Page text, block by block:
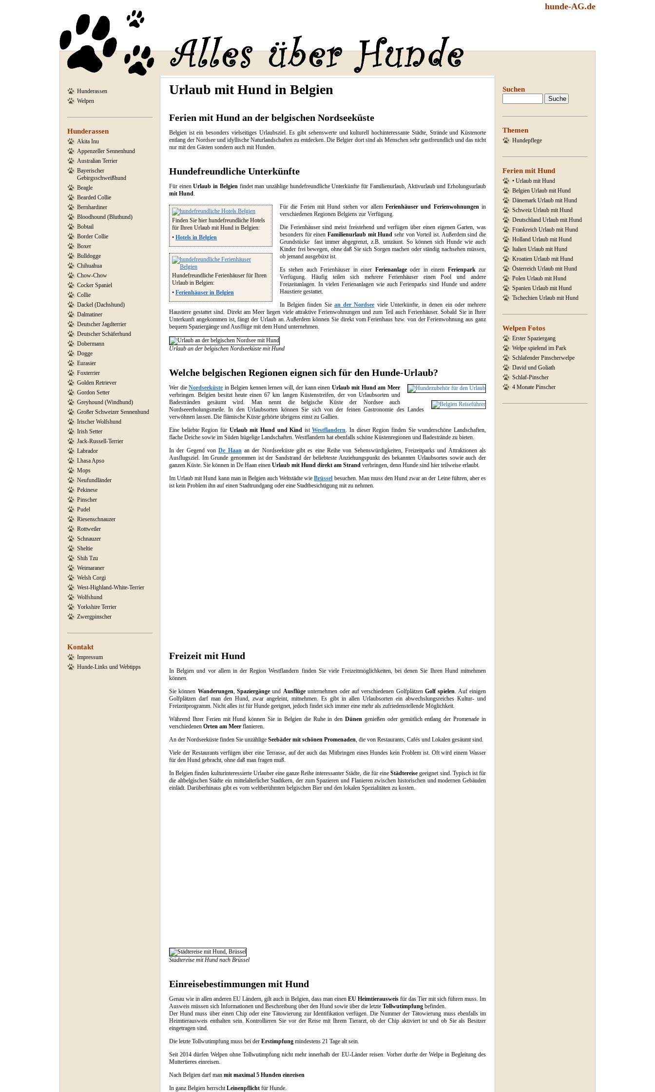
hunde-AG.de
Hunderassen
Welpen
Hunderassen
Akita Inu
Appenzeller Sennenhund
Australian Terrier
Bayerischer
Gebirgsschweißhund
Beagle
Bearded Collie
Bernhardiner
Bloodhound (Bluthund)
Bobtail
Border Collie
Boxer
Bulldogge
Chihuahua
Chow-Chow
Cocker Spaniel
Collie
Dackel (Dachshund)
Dalmatiner
Deutscher Jagdterrier
Deutscher Schäferhund
Dobermann
Dogge
Eurasier
Foxterrier
Golden Retriever
Gordon Setter
Greyhound (Windhund)
Großer Schweizer Sennenhund
Irischer Wolfshund
Irish Setter
Jack-Russell-Terrier
Labrador
Lhasa Apso
Mops
Neufundländer
Pekinese
Pinscher
Pudel
Riesenschnauzer
Rottweiler
Schnauzer
Sheltie
Shih Tzu
Weimaraner
Welsh Corgi
West-Highland-White-Terrier
Wolfshund
Yorkshire Terrier
Zwergpinscher
Kontakt
Impressum
Hunde-Links und Webtipps
Suchen
Themen
Hundepflege
Ferien mit Hund
• Urlaub mit Hund
Belgien Urlaub mit Hund
Dänemark Urlaub mit Hund
Schweiz Urlaub mit Hund
Deutschland Urlaub mit Hund
Frankreich Urlaub mit Hund
Holland Urlaub mit Hund
Italien Urlaub mit Hund
Kroatien Urlaub mit Hund
Österreich Urlaub mit Hund
Polen Urlaub mit Hund
Spanien Urlaub mit Hund
Tschechien Urlaub mit Hund
Welpen Fotos
Erster Spaziergang
Welpe spielend im Park
Schlafender Pinscherwelpe
David und Goliath
Schlaf-Pinscher
4 Monate Pinscher
Urlaub mit Hund in Belgien
Ferien mit Hund an der belgischen Nordseeküste
Belgien ist ein besonders vielseitiges Urlaubsziel. Es gibt sehenswerte und kulturell hochinteressante Städte, Strände und Küstenorte
entlang der Nordsee und idyllische Naturlandschaften zu entdecken. Die Belgier dort sind als Menschen sehr gastfreundlich und das nicht
nur mit den Gästen sondern auch mit Hunden.
Hundefreundliche Unterkünfte
Für einenUrlaub in Belgienfindet man unzählige hundefreundliche Unterkünfte für Familienurlaub, Aktivurlaub und Erholungsurlaub
mit Hund.
Finden Sie hier hundefreundliche Hotels
für Ihren Urlaub mit Hund in Belgien:
• Hotels in Belgien
Hundefreundliche Ferienhäuser für Ihren
Urlaub in Belgien:
• Ferienhäuser in Belgien
Für die Ferien mit Hund stehen vor allem Ferienhäuser und Ferienwohnungenin
verschiedenen Regionen Belgiens zur Verfügung.
Die Ferienhäuser sind meist freistehend und verfügen über einen eigenen Garten, was
besonders für einen Familienurlaub mit Hund sehr von Vorteil ist. Außerdem sind die
Grundstücke fast immer abgegrenzt, z.B. umzäunt. So können sich Hunde wie auch
Kinder frei bewegen, ohne daß Sie sich Sorgen machen oder ständig nachsehen müssen,
ob jemand ausgebüxt ist.
Es stehen auch Ferienhäuser in einer Ferienanlageoder in einem Ferienparkzur
Verfügung. Häufig teilen sich mehrere Ferienhäuser einen Pool und andere
Freizeitanlagen. In vielen Ferienanlagen wie auch Ferienparks sind Hunde und andere
Haustiere gestattet.
In Belgien finden Sie an der Nordsee viele Unterkünfte, in denen ein oder mehrere
Haustiere gestattet sind. Direkt am Meer liegen viele attraktive Ferienwohnungen und zum Teil auch Ferienhäuser. Sobald Sie in Ihrer
Unterkunft angekommen ist, fängt der Urlaub an. Außerdem können Sie direkt vom Ferienhaus bzw. von der Ferienwohnung aus ganz
bequem Spaziergänge und Ausflüge mit dem Hund unternehmen.
Urlaub an der belgischen Nordseeküste mit Hund
Welche belgischen Regionen eignen sich für den Hunde-Urlaub?
Wer dieNordseeküste in Belgien kennen lernen will, der kann einen Urlaub mit Hund am Meer
verbringen. Belgien besitzt heute einen 67 km langen Küstenstreifen, der von Urlaubsorten und
Badestränden gesäumt wird. Man nennt die belgische Küste der Nordsee auch
Nordseeerholungsmeile. In den Urlaubsorten können Sie sich von der feinen Gastronomie des Landes
verwöhnen lassen. Die flämische Küste gehörte übrigens einst zu Gallien.
Eine beliebte Region für Urlaub mit Hund und Kind istWestflandern. In dieser Region finden Sie wunderschöne Landschaften,
flache Deiche sowie im Süden hügelige Landschaften. Westflandern hat ebenfalls schöne Küstenregionen und Badestrände zu bieten.
In der Gegend vonDe Haanan der Nordseeküste gibt es eine Reihe von Sehenswürdigkeiten, Freizeitparks und Attraktionen als
Ausflugsziel. Im Grunde genommen ist der Sandstrand der beliebteste Anziehungspunkt des bekannten Urlaubsortes sowie auch der
ganzen Küste. Sie können in De Haan einen Urlaub mit Hund direkt am Strand verbringen, denn Hunde sind hier teilweise erlaubt.
Im Urlaub mit Hund kann man in Belgien auch Weltstädte wieBrüssel besuchen. Man muss den Hund zwar an der Leine führen, aber es
ist kein Problem ihn auf einen Stadtrundgang oder eine Stadtbesichtigung mit zu nehmen.
Freizeit mit Hund
In Belgien und vor allem in der Region Westflandern finden Sie viele Freizeitmöglichkeiten, bei denen Sie Ihren Hund mitnehmen
können.
Sie können Wanderungen,Spaziergängeund Ausflügeunternehmen oder auf verschiedenen GolfplätzenGolf spielen. Auf einigen
Golfplätzen darf man den Hund, zwar angeleint, mitnehmen. Es gibt in allen Urlaubsorten ein abwechslungsreiches Kultur- und
Freizeitprogramm. Nicht alles ist für Hunde geeignet, jedoch findet sich immer eine mehr als zufriedenstellende Möglichkeit.
Während Ihrer Ferien mit Hund können Sie in Belgien die Ruhe in denDünen genießen oder gemütlich entlang der Promenade in
verschiedenen Orten am Meer flanieren.
An der Nordseeküste finden Sie unzählige Seebäder mit schönen Promenaden, die von Restaurants, Cafés und Lokalen gesäumt sind.
Viele der Restaurants verfügen über eine Terrasse, auf der auch das Mitbringen eines Hundes kein Problem ist. Oft wird einem Wasser
für den Hund gebracht, ohne daß man fragen muß.
In Belgien finden kulturinteressierte Urlauber eine ganze Reihe interessanter Städte, die für eineStädtereisegeeignet sind. Typisch ist für
die altbelgischen Städte ein mittelalterlicher Stadtkern, der zum Spazieren und Flanieren zwischen historischen und modernen Gebäuden
einlädt. Darüberhinaus gibt es vom weltberühmten belgischen Bier und den lokalen Spezialitäten zu kosten.
Städtereise mit Hund nach Brüssel
Einreisebestimmungen mit Hund
Genau wie in allen anderen EU Ländern, gilt auch in Belgien, dass man einen EU Heimtierausweis für das Tier mit sich führen muss. Im
Ausweis müssen sich Informationen und Beschreibung über den Hund sowie über die letzte Tollwutimpfung befinden.
Der Hund muss über einen Chip oder eine Tätowierung zur Identifikation verfügen. Die Nummer der Tätowierung muss ebenfalls im
Heimtierausweis enthalten sein. Kontrollieren Sie vor der Reise mit Ihrem Tierarzt, ob der Chip aktiviert ist und ob Sie als Besitzer
eingetragen sind.
Die letzte Tollwutimpfung muss bei der Erstimpfung mindestens 21 Tage alt sein.
Seit 2014 dürfen Welpen ohne Tollwutimpfung nicht mehr innerhalb der EU-Länder reisen. Vorher durfte der Welpe in Begleitung des
Muttertieres einreisen.
Nach Belgien darf man mit maximal 5 Hunden einreisen
In ganz Belgien herrschtLeinenpflicht für Hunde.